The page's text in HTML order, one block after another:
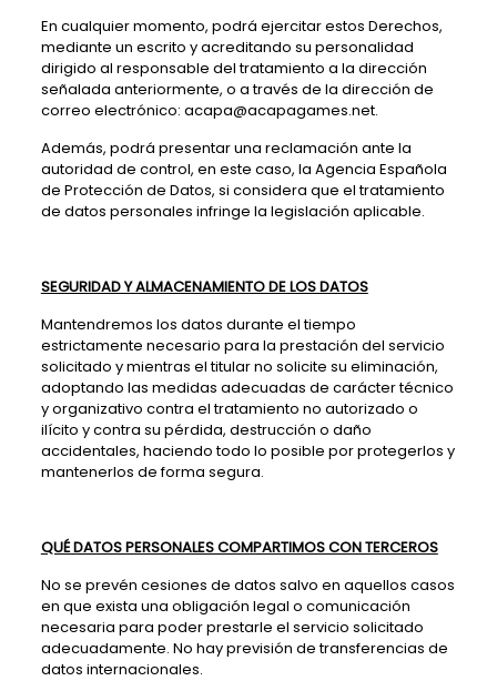
En cualquier momento, podrá ejercitar estos Derechos,
mediante un escrito y acreditando su personalidad
dirigido al responsable del tratamiento a la dirección
señalada anteriormente, o a través de la dirección de
correo electrónico: acapa@acapagames.net.
Además, podrá presentar una reclamación ante la
autoridad de control, en este caso, la Agencia Española
de Protección de Datos, si considera que el tratamiento
de datos personales infringe la legislación aplicable.
SEGURIDAD Y ALMACENAMIENTO DE LOS DATOS
Mantendremos los datos durante el tiempo
estrictamente necesario para la prestación del servicio
solicitado y mientras el titular no solicite su eliminación,
adoptando las medidas adecuadas de carácter técnico
y organizativo contra el tratamiento no autorizado o
ilícito y contra su pérdida, destrucción o daño
accidentales, haciendo todo lo posible por protegerlos y
mantenerlos de forma segura.
QUÉ DATOS PERSONALES COMPARTIMOS CON TERCEROS
No se prevén cesiones de datos salvo en aquellos casos
en que exista una obligación legal o comunicación
necesaria para poder prestarle el servicio solicitado
adecuadamente. No hay previsión de transferencias de
datos internacionales.